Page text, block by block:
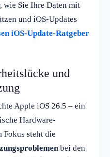
wie Sie Ihre Daten mit
und iOS-Updates
iOS-Update-Ratgeber
und
Apple iOS 26.5 – ein
Hardware-
Fokus steht die
bei den